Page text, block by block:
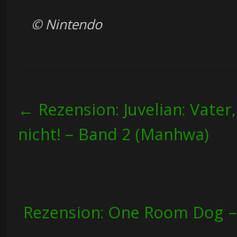
© Nintendo
← Rezension: Juvelian:
nicht! – Band 2 (Manhwa)
Rezension: One Room Dog